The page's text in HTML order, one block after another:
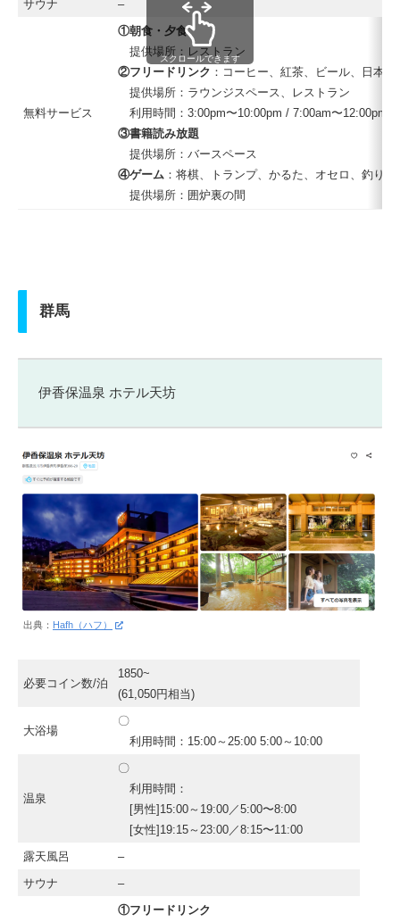
サウナ –
無料サービス
①朝食・夕食
提供場所：レストラン
②フリードリンク ：コーヒー、紅茶、ビール、日本
提供場所：ラウンジスペース、レストラン
利用時間：3:00pm〜10:00pm / 7:00am〜12:00pm
③書籍読み放題
提供場所：バースペース
④ゲーム ：将棋、トランプ、かるた、オセロ、釣り
提供場所：囲炉裏の間
スクロールできます
群馬
伊香保温泉 ホテル天坊
出典： Hafh（ハフ）
必要コイン数/泊
1850~
(61,050円相当)
大浴場
〇
利用時間：15:00～25:00 5:00～10:00
温泉
〇
利用時間：
[男性]15:00～19:00／5:00〜8:00
[女性]19:15～23:00／8:15〜11:00
露天風呂
–
サウナ
–
①フリードリンク